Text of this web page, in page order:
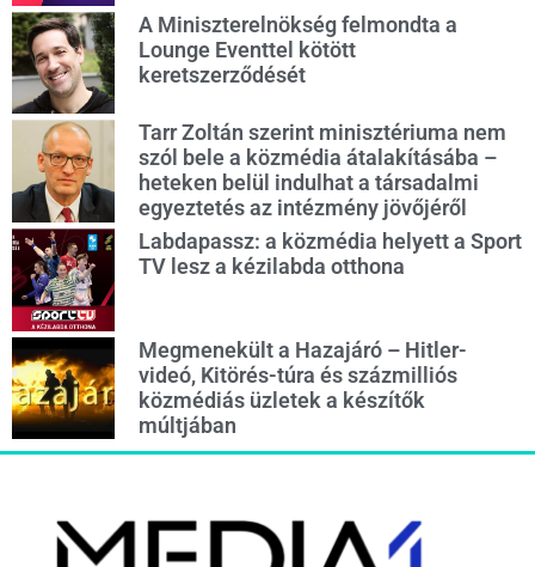
A Miniszterelnökség felmondta a
Lounge Eventtel kötött
keretszerződését
Tarr Zoltán szerint minisztériuma nem
szól bele a közmédia átalakításába –
heteken belül indulhat a társadalmi
egyeztetés az intézmény jövőjéről
Labdapassz: a közmédia helyett a Sport
TV lesz a kézilabda otthona
Megmenekült a Hazajáró – Hitler-
videó, Kitörés-túra és százmilliós
közmédiás üzletek a készítők
múltjában